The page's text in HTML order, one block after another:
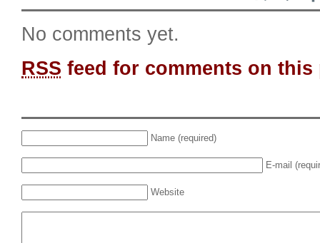
No comments yet.
RSS feed for comments on this
Name (required)
E-mail
Website